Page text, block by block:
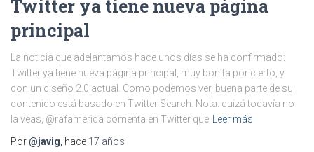
Twitter ya tiene nueva página
principal
La noticia que adelantamos hace unos días se ha confirmado:
Twitter ya tiene nueva página principal, muy bonita por cierto, y
con un diseño 2.0 actual. Como podemos ver, buena parte de su
contenido está basado en Twitter Search. Nota: quizá todavía no
la veas, @rafamerida comenta en Twitter que
Leer más
Por@javig , hace 17 años